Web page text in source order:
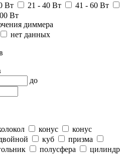
Вт 21 - 40 Вт
41 - 60 Вт
Вт
диммера
нет данных
до
конус
конус
куб
призма
полусфера
цилиндр